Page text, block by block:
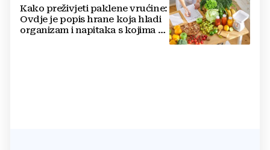
Kako preživjeti paklene vrućine:
Ovdje je popis hrane koja hladi
organizam i napitaka s kojima si